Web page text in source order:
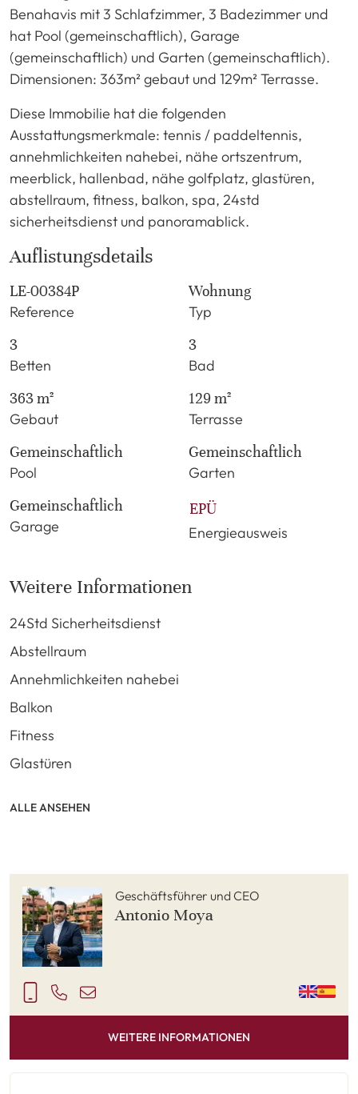
Benahavis mit 3 Schlafzimmer, 3 Badezimmer und
hat Pool (gemeinschaftlich), Garage
(gemeinschaftlich) und Garten (gemeinschaftlich).
Dimensionen: 363m² gebaut und 129m² Terrasse.
Diese Immobilie hat die folgenden
Ausstattungsmerkmale: tennis / paddeltennis,
annehmlichkeiten nahebei, nähe ortszentrum,
meerblick, hallenbad, nähe golfplatz, glastüren,
abstellraum, fitness, balkon, spa, 24std
sicherheitsdienst und panoramablick.
Auflistungsdetails
LE-00384P
Reference
Wohnung
Typ
3
Betten
3
Bad
363 m²
Gebaut
129 m²
Terrasse
Gemeinschaftlich
Pool
Gemeinschaftlich
Garten
Gemeinschaftlich
Garage
EPÜ
Energieausweis
Weitere Informationen
24Std Sicherheitsdienst
Abstellraum
Annehmlichkeiten nahebei
Balkon
Fitness
Glastüren
ALLE ANSEHEN
Geschäftsführer und CEO
Antonio Moya
WEITERE INFORMATIONEN